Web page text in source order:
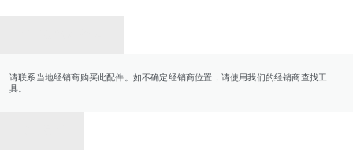
请联系当地经销商购买此配件。如不确定经销商位置，请使用我们的经销商查找工
具。